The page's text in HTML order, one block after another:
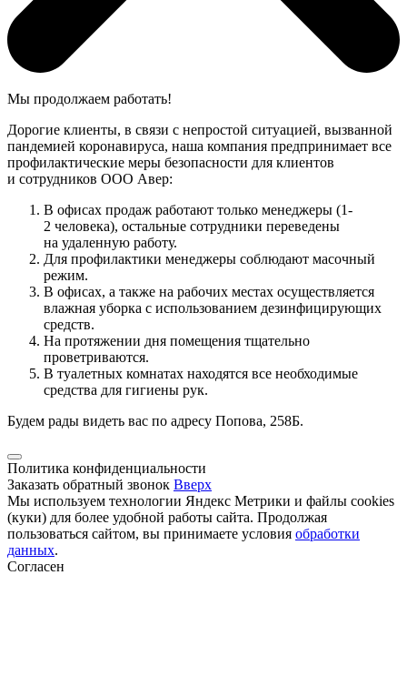
Мы продолжаем работать!
Дорогие клиенты, в связи с непростой ситуацией, вызванной
пандемией коронавируса, наша компания предпринимает все
профилактические меры безопасности для клиентов
и сотрудников ООО Авер:
В офисах продаж работают только менеджеры (1-
2 человека), остальные сотрудники переведены
на удаленную работу.
Для профилактики менеджеры соблюдают масочный
режим.
В офисах, а также на рабочих местах осуществляется
влажная уборка с использованием дезинфицирующих
средств.
На протяжении дня помещения тщательно
проветриваются.
В туалетных комнатах находятся все необходимые
средства для гигиены рук.
Будем рады видеть вас по адресу Попова, 258Б.
Политика конфиденциальности
Заказать обратный звонок Вверх
Мы используем технологии Яндекс Метрики и файлы cookies
(куки) для более удобной работы сайта. Продолжая
пользоваться сайтом, вы принимаете условия обработки
данных.
Согласен